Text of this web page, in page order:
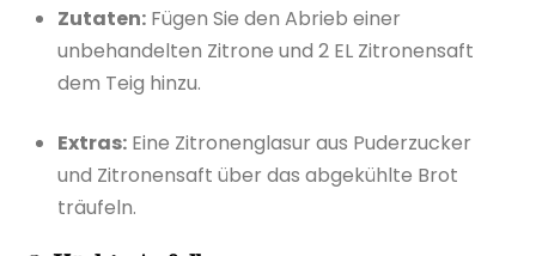
Zutaten: Fügen Sie den Abrieb einer
unbehandelten Zitrone und 2 EL Zitronensaft
dem Teig hinzu.
Extras: Eine Zitronenglasur aus Puderzucker
und Zitronensaft über das abgekühlte Brot
träufeln.